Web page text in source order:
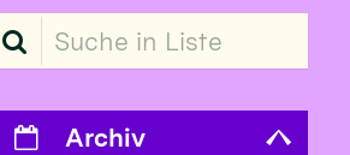
Suche in Liste
Archiv